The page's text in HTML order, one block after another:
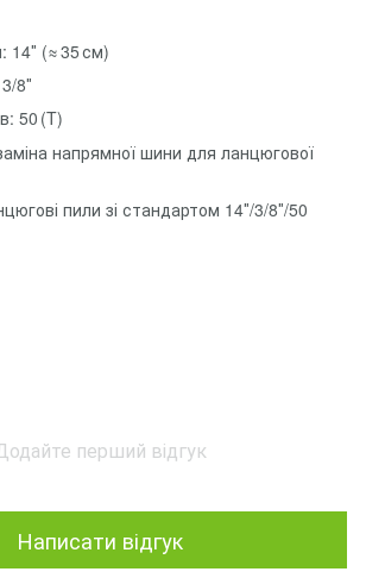
(≈ 35 см)
8″
50 (T)
напрямної шини для ланцюгової
пили зі стандартом 14″/3/8″/50
перший відгук
Написати відгук